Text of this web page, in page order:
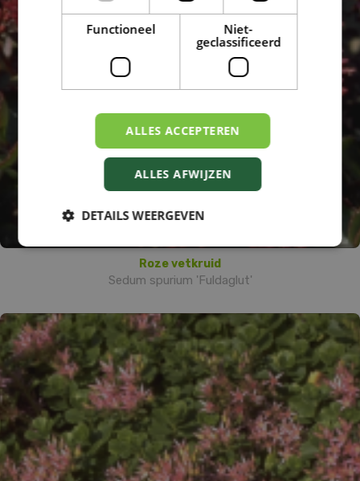
Roze vetkruid
Sedum spurium 'Fuldaglut'
Functioneel
Niet-
geclassificeerd
ALLES ACCEPTEREN
ALLES AFWIJZEN
DETAILS WEERGEVEN